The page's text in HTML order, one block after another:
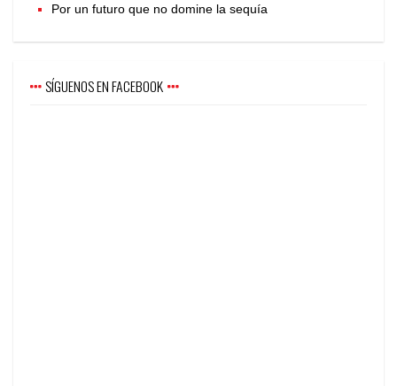
Por un futuro que no domine la sequía
SÍGUENOS EN FACEBOOK